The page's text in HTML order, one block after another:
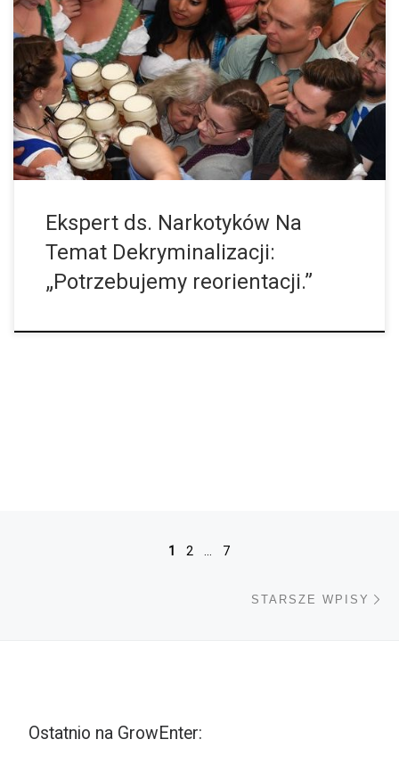
Dirk Schäffer jest konsultantem ds. narkotyków w Deutsche
Aidshilfe, czyli niemieckiej pomocy dla osób chorych na AIDS.
Krytykuje on fakt, że konsumenci marihuany są karani i
napiętnowani. Według Światowego Raportu […]
Ekspert ds. Narkotyków Na
Temat Dekryminalizacji:
„Potrzebujemy reorientacji.”
Nawigacja po wpisach
1 2 … 7
STARSZE WPISY
Ostatnio na GrowEnter: